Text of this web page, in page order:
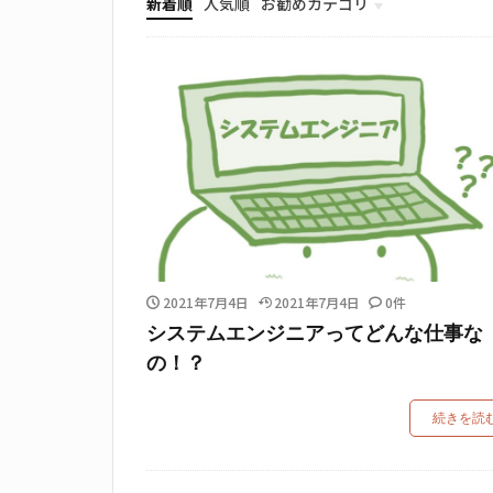
IT用語
ITの仕事
ITスキル
IT時事ネタ
2021年7月4日 2021年7月4日 0件
システムエンジニアってどんな仕事な
の！？
続きを読